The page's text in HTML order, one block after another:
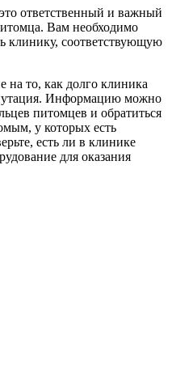
ответственный и важный
Вам необходимо
клинику, соответствующую
на то, как долго клиника
Информацию можно
питомцев и обратиться
у которых есть
есть ли в клинике
для оказания